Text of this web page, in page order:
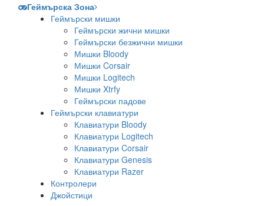
Геймърска Зона
Геймърски мишки
Геймърски жични мишки
Геймърски безжични мишки
Мишки Bloody
Мишки Corsair
Мишки Logitech
Мишки Xtrfy
Геймърски падове
Геймърски клавиатури
Клавиатури Bloody
Клавиатури Logitech
Клавиатури Corsair
Клавиатури Genesis
Клавиатури Razer
Контролери
Джойстици